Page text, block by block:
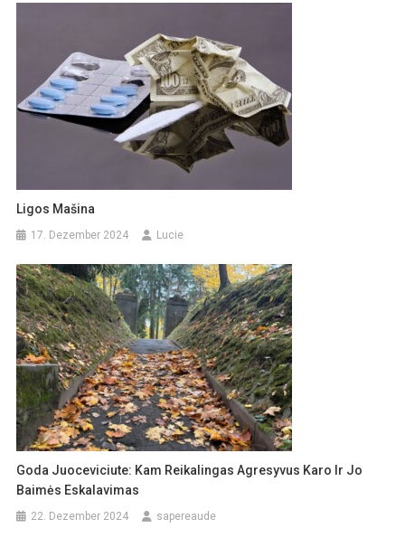
Ligos Mašina
17. Dezember 2024 Lucie
Goda Juoceviciute: Kam Reikalingas Agresyvus Karo Ir Jo
Baimės Eskalavimas
22. Dezember 2024 sapereaude